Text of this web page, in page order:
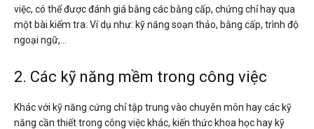
việc, có thể được đánh giá bằng các bằng cấp, chứng chỉ hay qua
một bài kiểm tra. Ví dụ như: kỹ năng soạn thảo, bằng cấp, trình độ
ngoại ngữ,…
2. Các kỹ năng mềm trong công việc
Khác với kỹ năng cứng chỉ tập trung vào chuyên môn hay các kỹ
năng cần thiết trong công việc khác, kiến thức khoa học hay kỹ